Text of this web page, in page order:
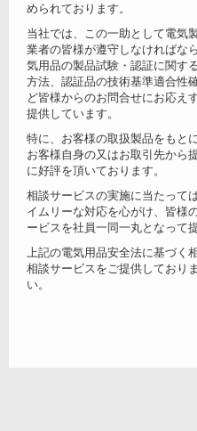
められております。
当社では、この一助として電気
業者の皆様が遵守しなければな
気用品の製品試験・認証に関す
方法、認証品の技術基準適合性
ど皆様からのお問合せにお応え
提供しています。
特に、お客様の取扱製品をもと
お客様自身の又はお取引先から
に好評を頂いております。
相談サービスの実施に当たって
イムリーな対応を心がけ、皆様
ービスを社員一同一丸となって
上記の電気用品安全法に基づく
相談サービスをご提供しており
い。